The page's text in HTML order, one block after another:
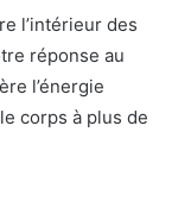
l’intérieur des
réponse au
l’énergie
corps à plus de